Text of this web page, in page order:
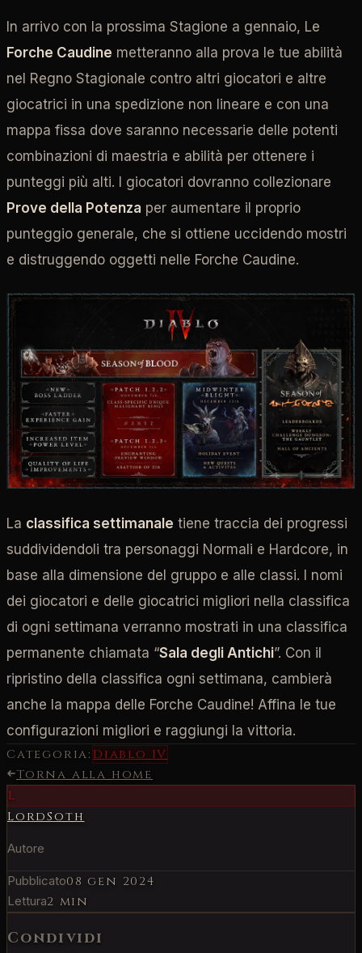
In arrivo con la prossima Stagione a gennaio, Le
Forche Caudine metteranno alla prova le tue abilità
nel Regno Stagionale contro altri giocatori e altre
giocatrici in una spedizione non lineare e con una
mappa fissa dove saranno necessarie delle potenti
combinazioni di maestria e abilità per ottenere i
punteggi più alti. I giocatori dovranno collezionare
Prove della Potenza per aumentare il proprio
punteggio generale, che si ottiene uccidendo mostri
e distruggendo oggetti nelle Forche Caudine.
La classifica settimanale tiene traccia dei progressi
suddividendoli tra personaggi Normali e Hardcore, in
base alla dimensione del gruppo e alle classi. I nomi
dei giocatori e delle giocatrici migliori nella classifica
di ogni settimana verranno mostrati in una classifica
permanente chiamata “Sala degli Antichi”. Con il
ripristino della classifica ogni settimana, cambierà
anche la mappa delle Forche Caudine! Affina le tue
configurazioni migliori e raggiungi la vittoria.
Categoria: Diablo IV
Torna alla home
L
LordSoth
Autore
Pubblicato08 gen 2024
Lettura2 min
Condividi